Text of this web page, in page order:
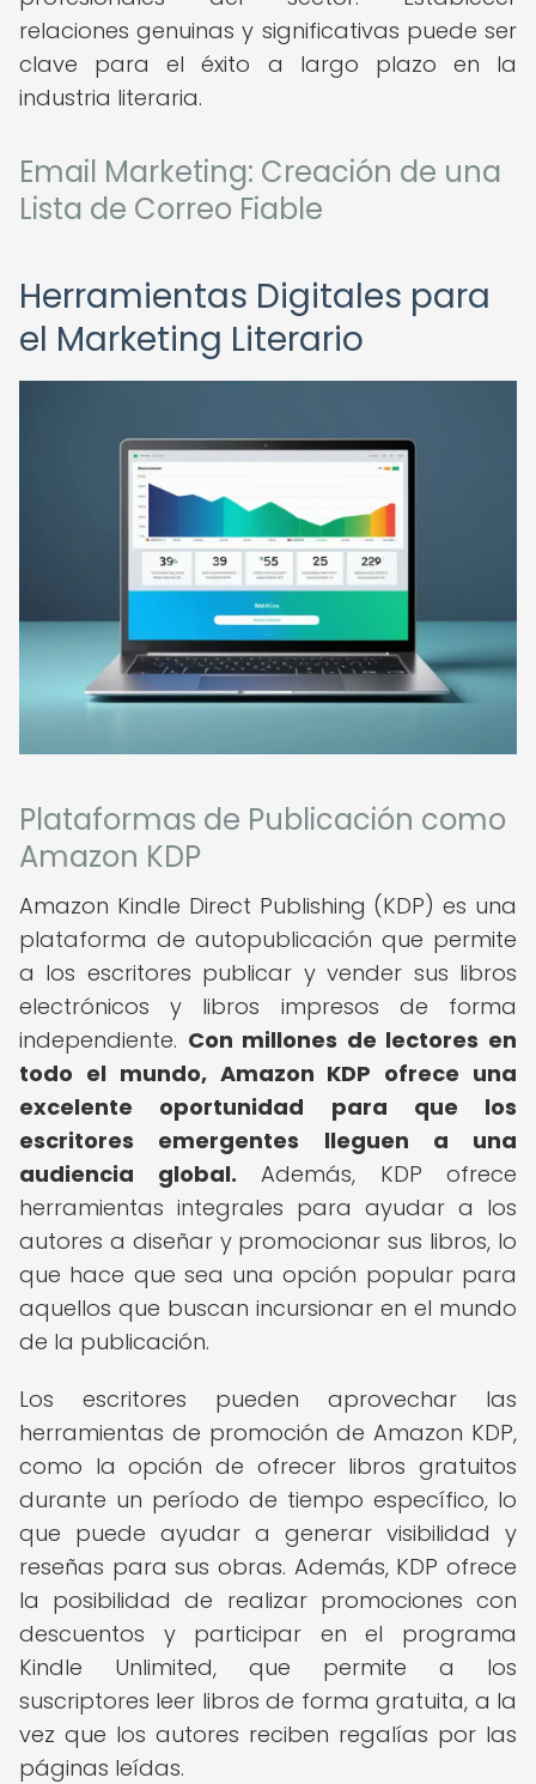
relaciones genuinas y significativas puede ser
clave para el éxito a largo plazo en la
industria literaria.
Email Marketing: Creación de una
Lista de Correo Fiable
Herramientas Digitales para
el Marketing Literario
Plataformas de Publicación como
Amazon KDP
Amazon Kindle Direct Publishing (KDP) es una
plataforma de autopublicación que permite
a los escritores publicar y vender sus libros
electrónicos y libros impresos de forma
independiente. Con millones de lectores en
todo el mundo, Amazon KDP ofrece una
excelente oportunidad para que los
escritores emergentes lleguen a una
audiencia global. Además, KDP ofrece
herramientas integrales para ayudar a los
autores a diseñar y promocionar sus libros, lo
que hace que sea una opción popular para
aquellos que buscan incursionar en el mundo
de la publicación.
Los escritores pueden aprovechar las
herramientas de promoción de Amazon KDP,
como la opción de ofrecer libros gratuitos
durante un período de tiempo específico, lo
que puede ayudar a generar visibilidad y
reseñas para sus obras. Además, KDP ofrece
la posibilidad de realizar promociones con
descuentos y participar en el programa
Kindle Unlimited, que permite a los
suscriptores leer libros de forma gratuita, a la
vez que los autores reciben regalías por las
páginas leídas.